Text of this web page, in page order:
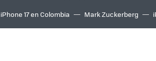
iPhone 17 en Colombia Mark Zuckerberg
inteligente
IA TCL C8K